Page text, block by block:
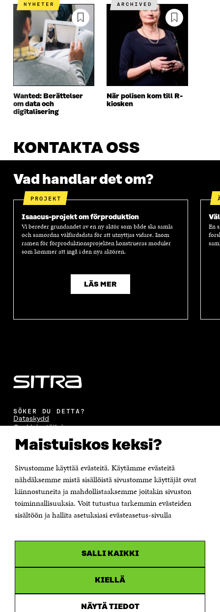
Maistuiskos keksi?
Sivustomme käyttää evästeitä. Käytämme evästeitä
nähdäksemme mistä sisällöistä sivustomme käyttäjät ovat
kiinnostuneita ja mahdollistaaksemme joitakin sivuston
toiminnallisuuksia. Voit tutustua tarkemmin evästeiden
sisältöön ja hallita asetuksiasi evästeasetus-sivulla
SALLI KAIKKI
KIELLÄ
NÄYTÄ TIEDOT
NYHETER
Wanted: Berättelser
om data och
digitalisering
ARCHIVED
När polisen kom till R-
kiosken
KONTAKTA OSS
Vad handlar det om?
PROJEKT
Isaacus-projekt om förproduktion
Vi bereder grundandet av en ny aktör som både ska samla
och samordna välfärdsdata för att utnyttjas vidare. Inom
ramen för förproduktionsprojekten konstrueras moduler
som kommer att ingå i den nya aktören.
LÄS MER
En
SÖKER DU DETTA?
Dataskydd
Cookieinställningar
Rapporteringskanal
Tillgänglighetsutredning
Sitra's digitala kommunikation och webbtjänster
KONTAKTA OSS
Jubileumsfonden för Finlands självständighet Sitra
Östersjögatan 11–13, PB 160,
00181 Helsingfors
Personalens e-postadresser har formen:
fornamn.efternamn@sitra.fi
Öppnas